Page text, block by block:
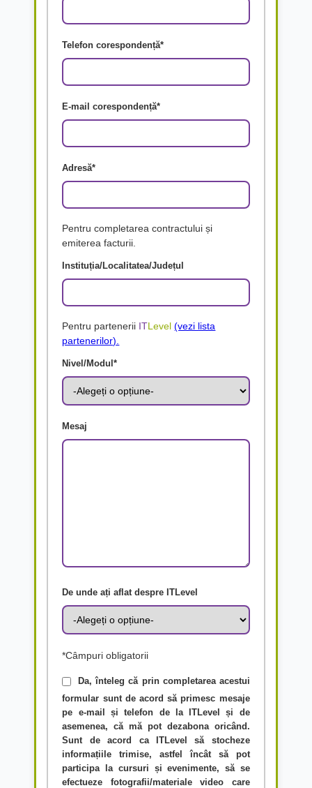
Telefon corespondență*
E-mail corespondență*
Adresă*
Pentru completarea contractului și
emiterea facturii.
Instituția/Localitatea/Județul
Pentru partenerii ITLevel (vezi lista
partenerilor).
Nivel/Modul*
Mesaj
De unde ați aflat despre ITLevel
*Câmpuri obligatorii
Da, înteleg că prin completarea acestui
formular sunt de acord să primesc mesaje
pe e-mail și telefon de la ITLevel și de
asemenea, că mă pot dezabona oricând.
Sunt de acord ca ITLevel să stocheze
informațiile trimise, astfel încât să pot
participa la cursuri și evenimente, să se
efectueze fotografii/materiale video care